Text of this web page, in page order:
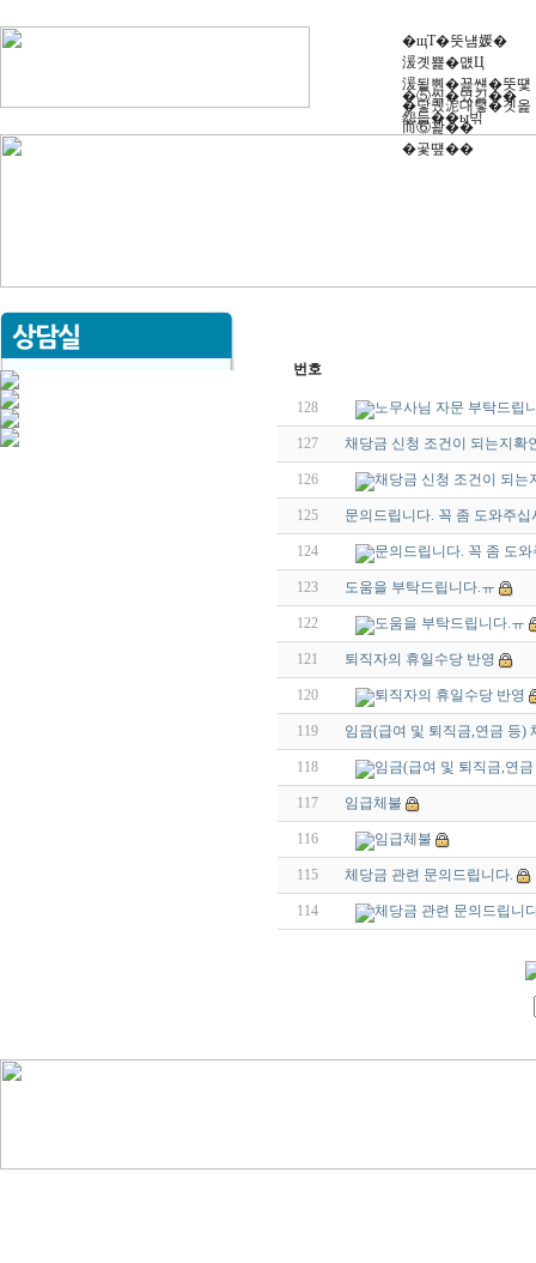
�щТ�뚯냼媛�
湲곗뾽�먮Ц
湲됱뿬�꾩썐�뚯떛
�닿퀬泥대텋�곗옱
而⑥꽕��
�곷떞��
�⑤씪�몄긽��
怨듭��ы빆
번호
128 노무사님 자문 부탁드립
127 채당금 신청 조건이 되는지확
126 채당금 신청 조건이 되는
125 문의드립니다. 꼭 좀 도와주십
124 문의드립니다. 꼭 좀 도와
123 도움을 부탁드립니다.ㅠ
122 도움을 부탁드립니다.ㅠ
121 퇴직자의 휴일수당 반영
120 퇴직자의 휴일수당 반영
119 임금(급여 및 퇴직금,연금 등)
118 임금(급여 및 퇴직금,연
117 임급체불
116 임급체불
115 체당금 관련 문의드립니다.
114 체당금 관련 문의드립니